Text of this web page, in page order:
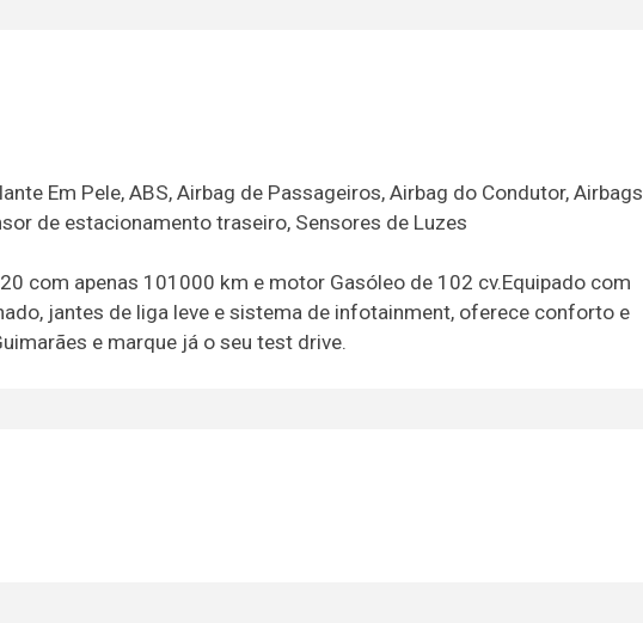
Em Pele, ABS, Airbag de Passageiros, Airbag do Condutor, Airbags
de estacionamento traseiro, Sensores de Luzes
com apenas 101000 km e motor Gasóleo de 102 cv.Equipado com
jantes de liga leve e sistema de infotainment, oferece conforto e
e marque já o seu test drive.